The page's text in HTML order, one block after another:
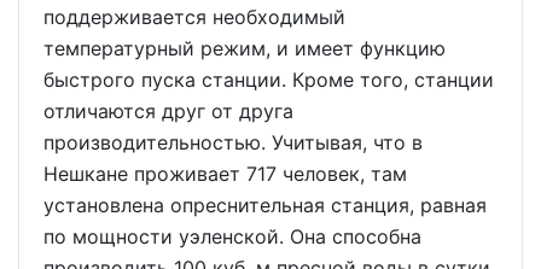
поддерживается необходимый
температурный режим, и имеет функцию
быстрого пуска станции. Кроме того, станции
отличаются друг от друга
производительностью. Учитывая, что в
Нешкане проживает 717 человек, там
установлена опреснительная станция, равная
по мощности уэленской. Она способна